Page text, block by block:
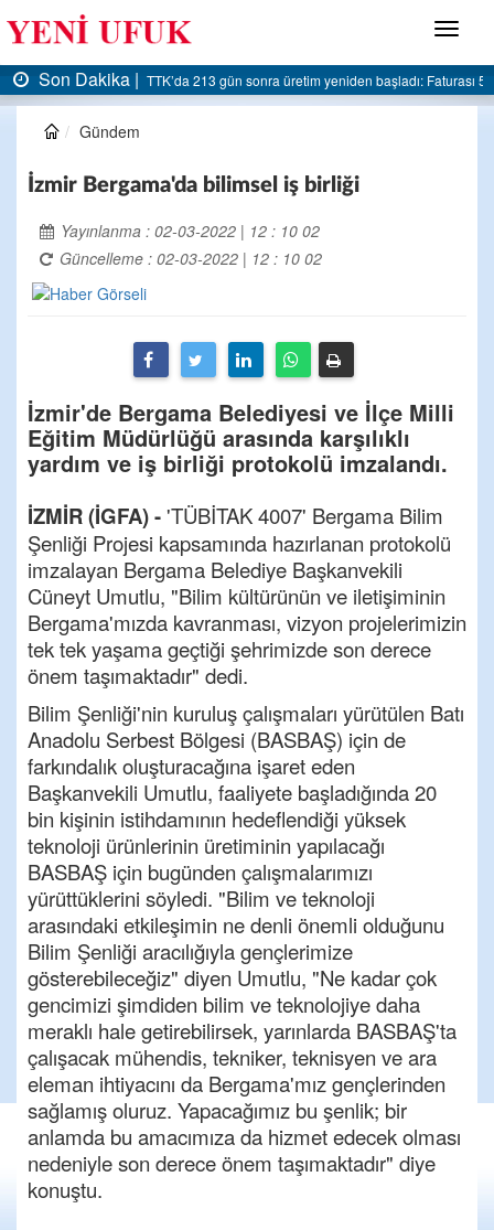
Menü
5 milyar liraya dayandı
Son Dakika |AK Parti Ereğli İlçe Başkanlığı’ndan belediyeye
Gündem
İzmir Bergama'da bilimsel iş birliği
Yayınlanma : 02-03-2022 | 12 : 10 02
Güncelleme : 02-03-2022 | 12 : 10 02
İzmir'de Bergama Belediyesi ve İlçe Milli
Eğitim Müdürlüğü arasında karşılıklı
yardım ve iş birliği protokolü imzalandı.
İZMİR (İGFA) - 'TÜBİTAK 4007' Bergama Bilim
Şenliği Projesi kapsamında hazırlanan protokolü
imzalayan Bergama Belediye Başkanvekili
Cüneyt Umutlu, "Bilim kültürünün ve iletişiminin
Bergama'mızda kavranması, vizyon projelerimizin
tek tek yaşama geçtiği şehrimizde son derece
önem taşımaktadır" dedi.
Bilim Şenliği'nin kuruluş çalışmaları yürütülen Batı
Anadolu Serbest Bölgesi (BASBAŞ) için de
farkındalık oluşturacağına işaret eden
Başkanvekili Umutlu, faaliyete başladığında 20
bin kişinin istihdamının hedeflendiği yüksek
teknoloji ürünlerinin üretiminin yapılacağı
BASBAŞ için bugünden çalışmalarımızı
yürüttüklerini söyledi. "Bilim ve teknoloji
arasındaki etkileşimin ne denli önemli olduğunu
Bilim Şenliği aracılığıyla gençlerimize
gösterebileceğiz" diyen Umutlu, "Ne kadar çok
gencimizi şimdiden bilim ve teknolojiye daha
meraklı hale getirebilirsek, yarınlarda BASBAŞ'ta
çalışacak mühendis, tekniker, teknisyen ve ara
eleman ihtiyacını da Bergama'mız gençlerinden
sağlamış oluruz. Yapacağımız bu şenlik; bir
anlamda bu amacımıza da hizmet edecek olması
nedeniyle son derece önem taşımaktadır" diye
konuştu.